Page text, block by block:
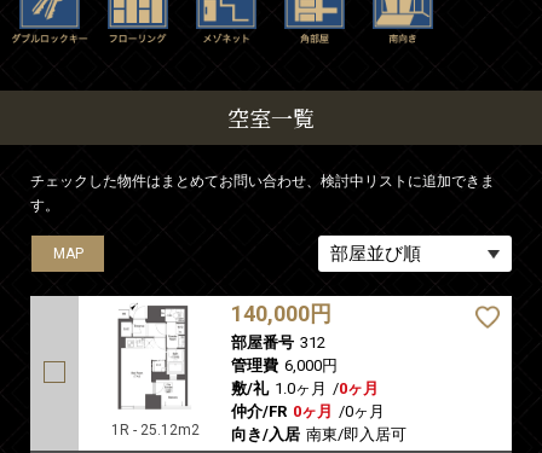
空室一覧
チェックした物件はまとめてお問い合わせ、検討中リストに追加できま
す。
MAP
1R - 25.12m2
140,000円
部屋番号 312
管理費 6,000円
敷/礼 1.0ヶ月 /0ヶ月
仲介/FR 0ヶ月 /0ヶ月
向き/入居 南東/即入居可
MAP
MAP
MAP
MAP
MAP
MAP
MAP
MAP